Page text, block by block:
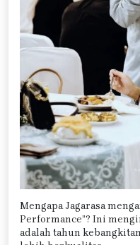
Mengapa Jagarasa
Performance”? Ini
adalah tahun